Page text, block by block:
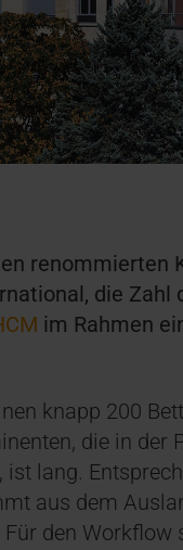
renommierten
die Zahl
im Rahmen
knapp 200
die in
lang.
aus dem
den Workflow